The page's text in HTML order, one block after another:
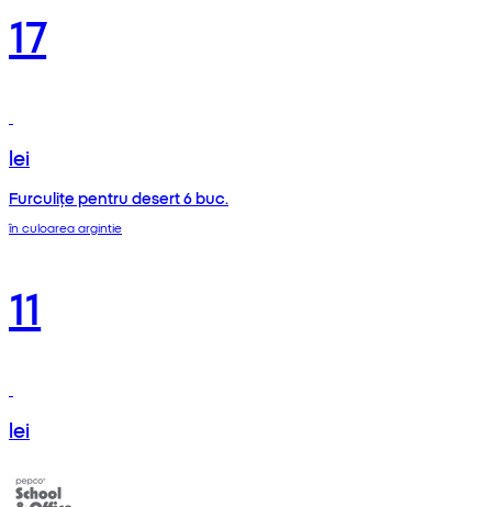
17
lei
Furculițe pentru desert 6 buc.
în culoarea argintie
11
lei